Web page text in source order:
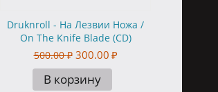
Druknroll - На Лезвии Ножа /
On The Knife Blade (CD)
500.00 ₽ 300.00 ₽
В корзину